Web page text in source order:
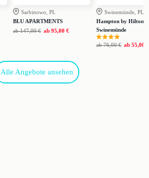
Sarbinowo, PL
BLU APARTMENTS
ab 147,00 € ab 95,00 €
Swinemünde, PL
Hampton by Hilton
Swinemünde
ab 76,00 € ab 55,00 €
Alle Angebote ansehen